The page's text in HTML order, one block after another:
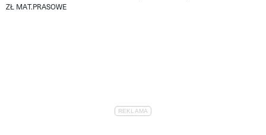
ZŁ MAT.PRASOWE